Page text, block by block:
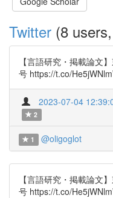
Twitter (8
【言語研究・掲載論文
号 https://t.co/
2023-07-04
2
1 @oligoglot
【言語研究・掲載論文
号 https://t.co/